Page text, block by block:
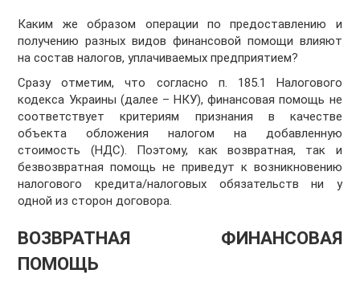
Каким же образом операции по предоставлению и
получению разных видов финансовой помощи влияют
на состав налогов, уплачиваемых предприятием?
Сразу отметим, что согласно п. 185.1 Налогового
кодекса Украины (далее – НКУ), финансовая помощь не
соответствует критериям признания в качестве
объекта обложения налогом на добавленную
стоимость (НДС). Поэтому, как возвратная, так и
безвозвратная помощь не приведут к возникновению
налогового кредита/налоговых обязательств ни у
одной из сторон договора.
ВОЗВРАТНАЯ ФИНАНСОВАЯ
ПОМОЩЬ